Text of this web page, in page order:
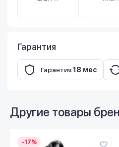
Гарантия
Гарантия18 мес
Другие товары
-17%